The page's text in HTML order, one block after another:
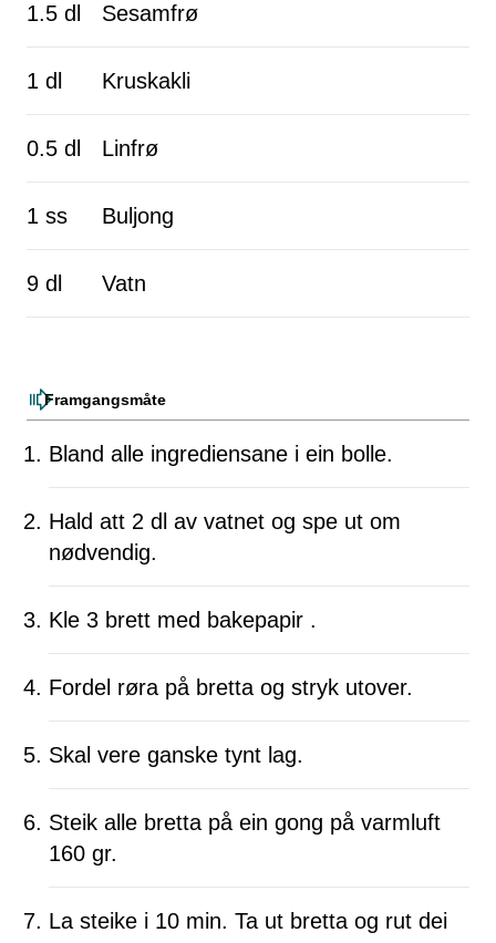
1.5 dl Sesamfrø
1 dl Kruskakli
0.5 dl Linfrø
1 ss Buljong
9 dl Vatn
Framgangsmåte
Bland alle ingrediensane i ein bolle.
Hald att 2 dl av vatnet og spe ut om
nødvendig.
Kle 3 brett med bakepapir .
Fordel røra på bretta og stryk utover.
Skal vere ganske tynt lag.
Steik alle bretta på ein gong på varmluft
160 gr.
La steike i 10 min. Ta ut bretta og rut dei